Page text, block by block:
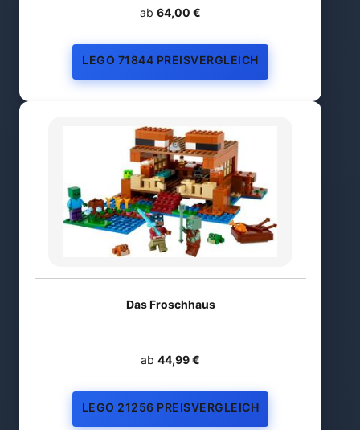
ab 64,00 €
LEGO 71844 PREISVERGLEICH
Das Froschhaus
ab 44,99 €
LEGO 21256 PREISVERGLEICH